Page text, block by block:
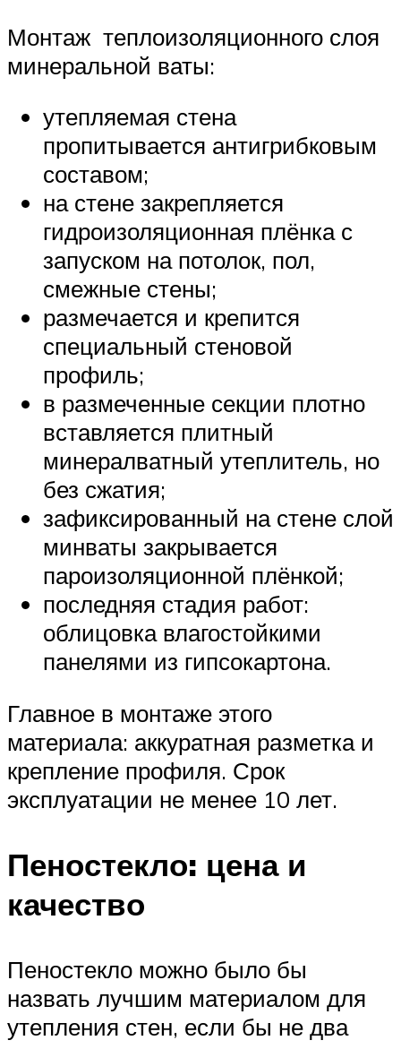
Монтаж теплоизоляционного слоя
минеральной ваты:
утепляемая стена
пропитывается антигрибковым
составом;
на стене закрепляется
гидроизоляционная плёнка с
запуском на потолок, пол,
смежные стены;
размечается и крепится
специальный стеновой
профиль;
в размеченные секции плотно
вставляется плитный
минералватный утеплитель, но
без сжатия;
зафиксированный на стене слой
минваты закрывается
пароизоляционной плёнкой;
последняя стадия работ:
облицовка влагостойкими
панелями из гипсокартона.
Главное в монтаже этого
материала: аккуратная разметка и
крепление профиля. Срок
эксплуатации не менее 10 лет.
Пеностекло: цена и
качество
Пеностекло можно было бы
назвать лучшим материалом для
утепления стен, если бы не два